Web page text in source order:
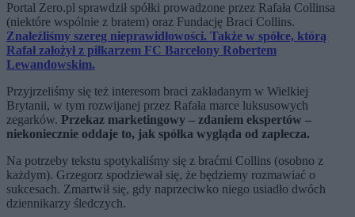
Portal Zero.pl sprawdził spółki prowadzone przez Rafała Collinsa
(niektóre wspólnie z bratem) oraz Fundację Braci Collins.
Znaleźliśmy szereg nieprawidłowości. Także w spółce, którą
Rafał założył z piłkarzem FC Barcelony Robertem
Lewandowskim.
Przyjrzeliśmy się też interesom braci zakładanym w Wielkiej
Brytanii, w tym rozwijanej przez Rafała marce luksusowych
zegarków. Przekaz marketingowy – zdaniem ekspertów –
niekoniecznie oddaje to, jak spółka wygląda od zaplecza.
Na potrzeby tekstu spotykaliśmy się z braćmi Collins (osobno z
każdym). Grzegorz spodziewał się, że będziemy rozmawiać o
sukcesach. Zmartwił się, gdy naprzeciwko niego usiadło dwóch
dziennikarzy śledczych.